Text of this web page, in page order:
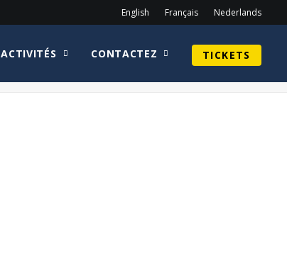
English Français Nederlands
ACTIVITÉS CONTACTEZ TICKETS
Home Sean Astin CirkelnologoBernardHillWEB